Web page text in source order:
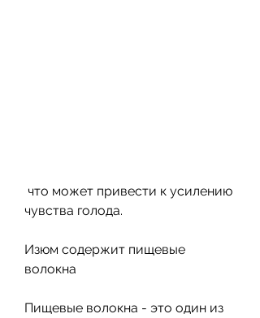
чувства голода.
Изюм содержит пищевые
волокна
Пищевые волокна - это один из